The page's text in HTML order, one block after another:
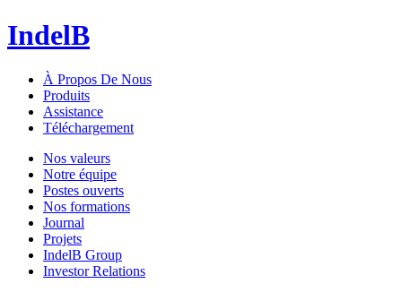
IndelB
À Propos De Nous
Produits
Assistance
Téléchargement
Nos valeurs
Notre équipe
Postes ouverts
Nos formations
Journal
Projets
IndelB Group
Investor Relations